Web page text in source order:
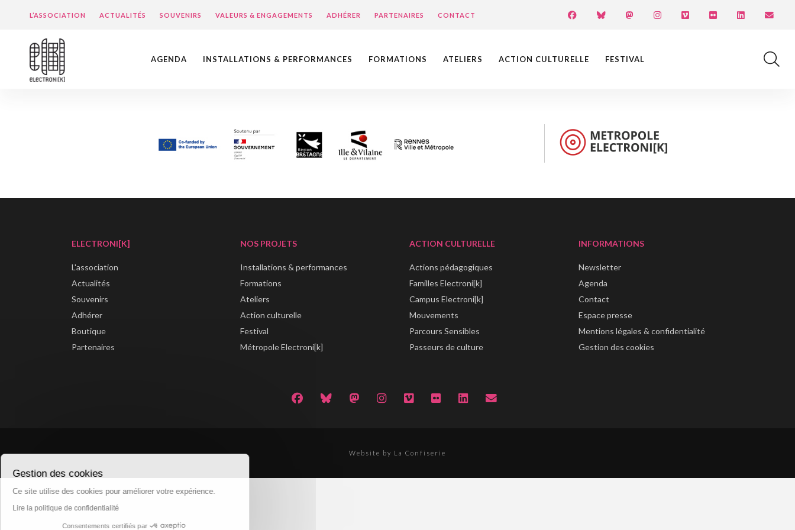
L’ASSOCIATION ACTUALITÉS SOUVENIRS VALEURS & ENGAGEMENTS ADHÉRER PARTENAIRES CONTACT
AGENDA INSTALLATIONS & PERFORMANCES FORMATIONS ATELIERS ACTION CULTURELLE FESTIVAL
ELECTRONI[K]
L'association
Actualités
Souvenirs
Adhérer
Boutique
Partenaires
NOS PROJETS
Installations & performances
Formations
Ateliers
Action culturelle
Festival
Métropole Electroni[k]
ACTION CULTURELLE
Actions pédagogiques
Familles Electroni[k]
Campus Electroni[k]
Mouvements
Parcours Sensibles
Passeurs de culture
INFORMATIONS
Newsletter
Agenda
Contact
Espace presse
Mentions légales & confidentialité
Gestion des cookies
Website by La Confiserie
Gestion des cookies
Ce site utilise des cookies pour améliorer votre expérience.
Lire la politique de confidentialité
Consentements certifiés par